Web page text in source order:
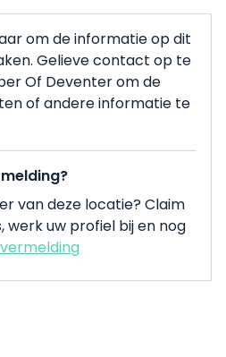
om de informatie op dit
Gelieve contact op te
Of Deventer om de
of andere informatie te
van deze locatie? Claim
werk uw profiel bij en nog